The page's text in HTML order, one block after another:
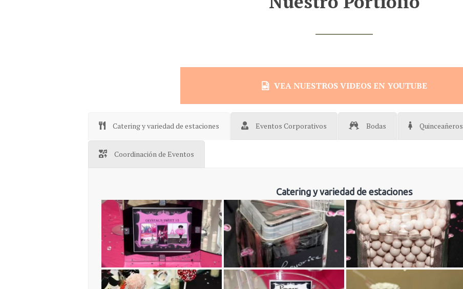
VEA NUESTROS VIDEOS EN YOUTUBE
Catering y variedad de estaciones Eventos Corporativos Bodas Quinceañeros
Coordinación de Eventos
Catering y variedad de estaciones